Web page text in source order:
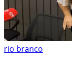
rio branco